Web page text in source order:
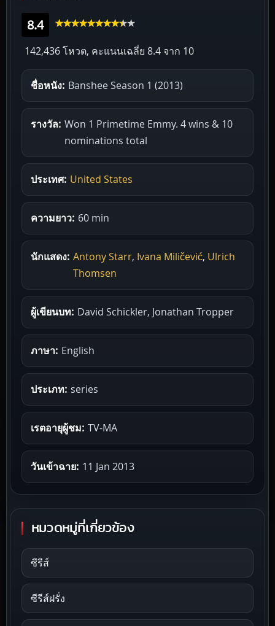
8.4
142,436 โหวต, คะแนนเฉลี่ย 8.4 จาก 10
ชื่อหนัง: Banshee Season 1 (2013)
รางวัล: Won 1 Primetime Emmy. 4 wins & 10
nominations total
ประเทศ: United States
ความยาว: 60 min
นักแสดง: Antony Starr, Ivana Miličević, Ulrich
Thomsen
ผู้เขียนบท: David Schickler, Jonathan Tropper
ภาษา: English
ประเภท: series
เรตอายุผู้ชม: TV-MA
วันเข้าฉาย: 11 Jan 2013
หมวดหมู่ที่เกี่ยวข้อง
ซีรีส์
ซีรีส์ฝรั่ง